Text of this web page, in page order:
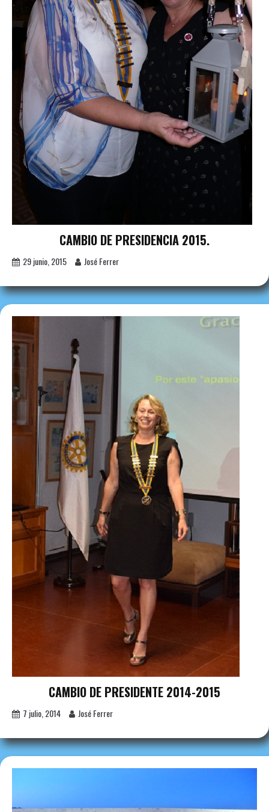
CAMBIO DE PRESIDENCIA 2015.
29 junio, 2015 José Ferrer
CAMBIO DE PRESIDENTE 2014-2015
7 julio, 2014 José Ferrer